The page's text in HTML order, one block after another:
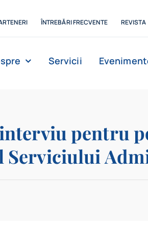
ÎNTREBĂRI FRECVENTE REVISTA
Servicii
pentru
Serviciului